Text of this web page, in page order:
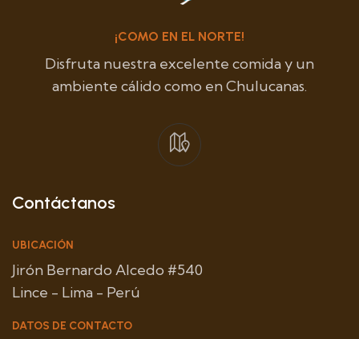
¡COMO EN EL NORTE!
Disfruta nuestra excelente comida y un
ambiente cálido como en Chulucanas.
Contáctanos
UBICACIÓN
Jirón Bernardo Alcedo #540
Lince - Lima - Perú
DATOS DE CONTACTO